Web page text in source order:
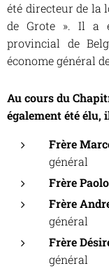
été directeur de la
de Grote ». Il a
provincial de
économe général
Au cours du
également été élu,
Frère
général
Frère
Frère
général
Frère
général